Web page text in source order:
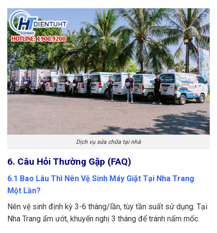
Dịch vụ sửa chữa tại nhà
6. Câu Hỏi Thường Gặp (FAQ)
6.1 Bao Lâu Thì Nên Vệ Sinh Máy Giặt Tại Nha Trang
Một Lần?
Nên vệ sinh định kỳ 3-6 tháng/lần, tùy tần suất sử dụng. Tại
Nha Trang ẩm ướt, khuyến nghị 3 tháng để tránh nấm mốc.